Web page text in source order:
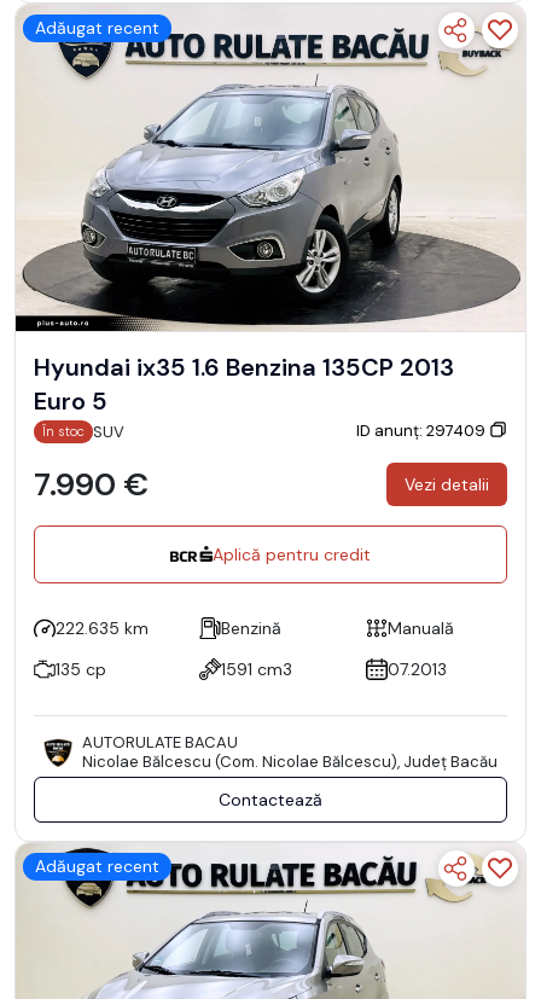
Adăugat recent
Hyundai ix35 1.6 Benzina 135CP 2013
Euro 5
În stoc SUV ID anunț: 297409
7.990 € Vezi detalii
Aplică pentru credit
222.635 km Benzină
Manuală
135 cp
1591 cm3 07.2013
AUTORULATE BACAU
Nicolae Bălcescu (Com. Nicolae Bălcescu), Județ Bacău
Contactează
Adăugat recent